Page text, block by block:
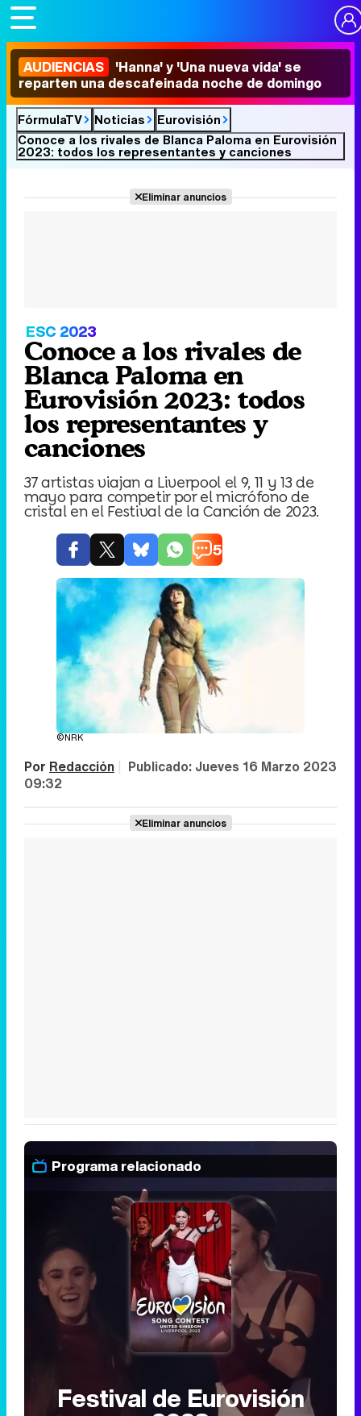
AUDIENCIAS 'Hanna' y 'Una nueva vida' se
reparten una descafeinada noche de domingo
FórmulaTV Noticias
Eurovisión
Conoce a los rivales de Blanca Paloma en Eurovisión
2023: todos los representantes y canciones
Eliminar anuncios
ESC 2023
Conoce a los rivales de
Blanca Paloma en
Eurovisión 2023: todos
los representantes y
canciones
37 artistas viajan a Liverpool el 9, 11 y 13 de
mayo para competir por el micrófono de
cristal en el Festival de la Canción de 2023.
5
©NRK
Por Redacción | Publicado: Jueves 16 Marzo 2023
09:32
Eliminar anuncios
Programa relacionado
Festival de Eurovisión